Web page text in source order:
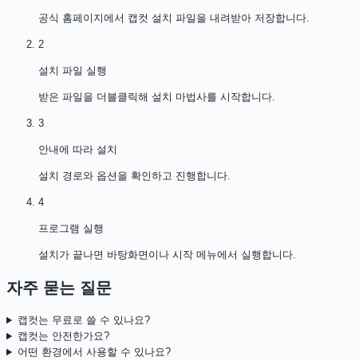
공식 홈페이지에서 캡컷 설치 파일을 내려받아 저장합니다.
2
설치 파일 실행
받은 파일을 더블클릭해 설치 마법사를 시작합니다.
3
안내에 따라 설치
설치 경로와 옵션을 확인하고 진행합니다.
4
프로그램 실행
설치가 끝나면 바탕화면이나 시작 메뉴에서 실행합니다.
자주 묻는 질문
캡컷는 무료로 쓸 수 있나요?
캡컷는 안전한가요?
어떤 환경에서 사용할 수 있나요?